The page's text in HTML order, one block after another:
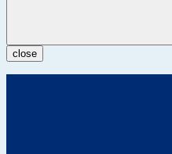
close